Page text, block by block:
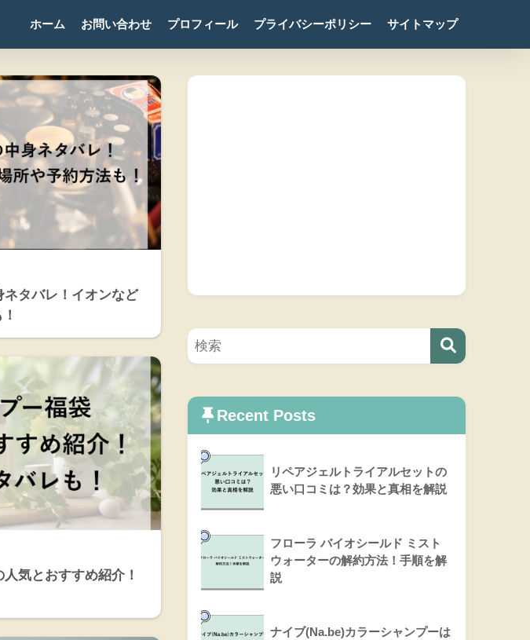
ホーム お問い合わせ プロフィール プライバシーポリシー サイトマップ
ネタバレ！イオンなど
気とおすすめ紹介！
Recent Posts
リペアジェルトライアルセットの
悪い口コミは？効果と真相を解説
フローラ バイオシールド ミスト
ウォーターの解約方法！手順を解
説
ナイブ(Na.be)カラーシャンプーは